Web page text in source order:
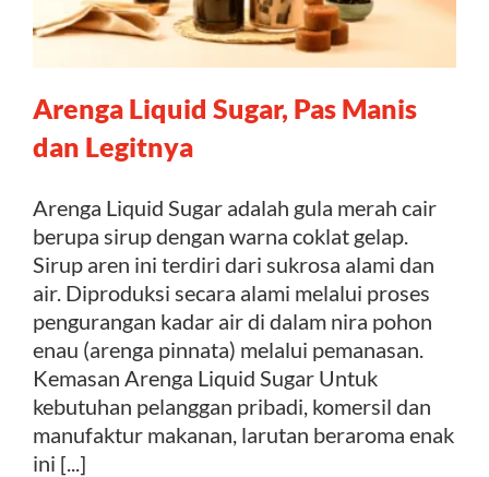
Arenga Liquid Sugar, Pas Manis
dan Legitnya
Arenga Liquid Sugar adalah gula merah cair
berupa sirup dengan warna coklat gelap.
Sirup aren ini terdiri dari sukrosa alami dan
air. Diproduksi secara alami melalui proses
pengurangan kadar air di dalam nira pohon
enau (arenga pinnata) melalui pemanasan.
Kemasan Arenga Liquid Sugar Untuk
kebutuhan pelanggan pribadi, komersil dan
manufaktur makanan, larutan beraroma enak
ini [...]